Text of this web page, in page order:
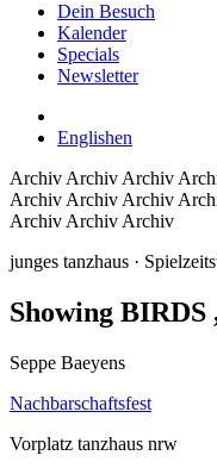
Dein Besuch
Kalender
Specials
Newsletter
Englishen
Archiv Archiv Archiv
Archiv Archiv Archiv
Archiv Archiv Archiv
junges tanzhaus ·
Showing BIRDS
Seppe Baeyens
Nachbarschaftsfest
Vorplatz tanzhaus nrw